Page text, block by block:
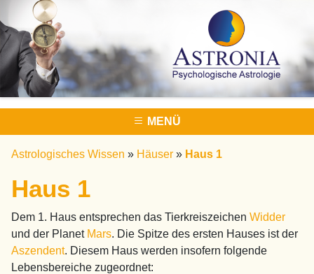
MENÜ
Astrologisches Wissen » Häuser » Haus 1
Haus 1
Dem 1. Haus entsprechen das Tierkreiszeichen Widder
und der Planet Mars. Die Spitze des ersten Hauses ist der
Aszendent. Diesem Haus werden insofern folgende
Lebensbereiche zugeordnet: